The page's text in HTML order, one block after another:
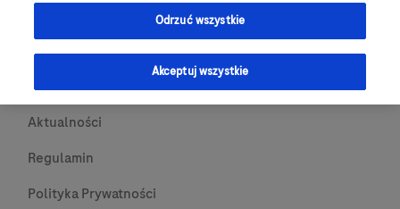
Skontaktuj się z nami
O nas
Aktualności
Regulamin
Polityka Prywatności
Odrzuć wszystkie
Akceptuj wszystkie